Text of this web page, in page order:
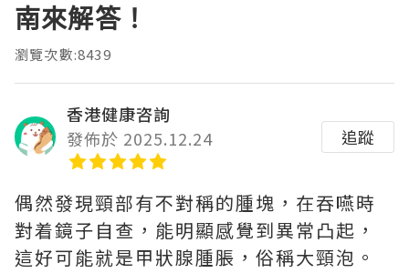
南來解答！
瀏覽次數:8439
香港健康咨詢
發佈於 2025.12.24
追蹤
偶然發現頸部有不對稱的腫塊，在吞嚥時
對着鏡子自查，能明顯感覺到異常凸起，
這好可能就是甲狀腺腫脹，俗稱大頸泡。